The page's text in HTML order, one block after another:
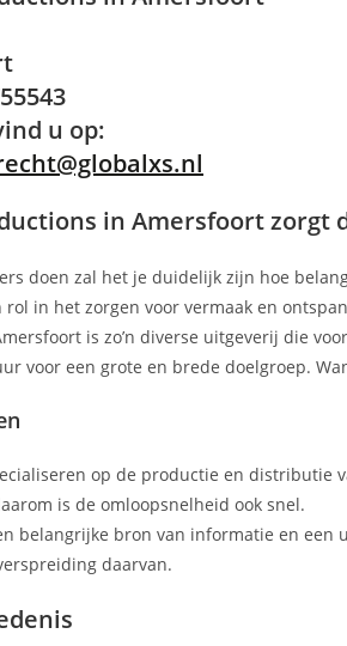
u op:
in Amersfoort zorgt
doen zal het je duidelijk zijn hoe
rol in het zorgen voor vermaak en
is zo’n diverse uitgeverij die
voor een grote en brede doelgroep.
op de productie en distributie
is de omloopsnelheid ook snel.
belangrijke bron van informatie en
daarvan.